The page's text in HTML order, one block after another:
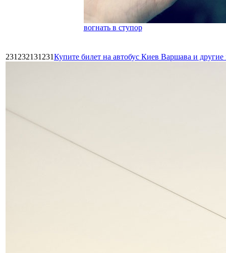
вогнать в ступор
231232131231Купите билет на автобус Киев Варшава и